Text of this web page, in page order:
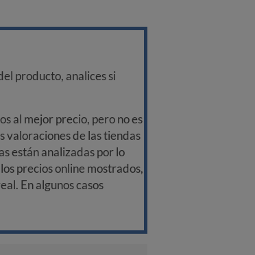
producto, analices si
al mejor precio, pero no es
valoraciones de las tiendas
están analizadas por lo
precios online mostrados,
En algunos casos